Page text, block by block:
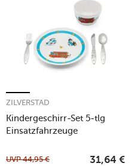
Kindergeschirr-Set 5-tlg
Einsatzfahrzeuge
ZILVERSTAD
UVP44,95 € 31,64 €